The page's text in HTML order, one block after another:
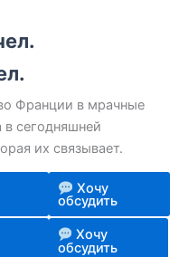
Франции в мрачные
сегодняшней
их связывает.
Хочу
обсудить
Хочу
обсудить